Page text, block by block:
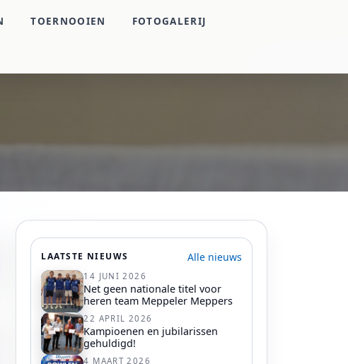
TOERNOOIEN FOTOGALERIJ
LAATSTE NIEUWS Alle nieuws
14 JUNI 2026
Net geen nationale titel voor
heren team Meppeler Meppers
22 APRIL 2026
Kampioenen en jubilarissen
gehuldigd!
4 MAART 2026